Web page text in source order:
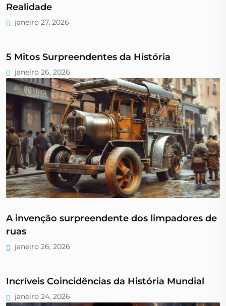
Realidade
janeiro 27, 2026
5 Mitos Surpreendentes da História
janeiro 26, 2026
A invenção surpreendente dos limpadores de
ruas
janeiro 26, 2026
Incríveis Coincidências da História Mundial
janeiro 24, 2026